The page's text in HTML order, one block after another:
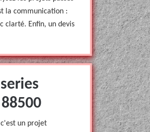
la communication :
clarté. Enfin, un devis
un projet